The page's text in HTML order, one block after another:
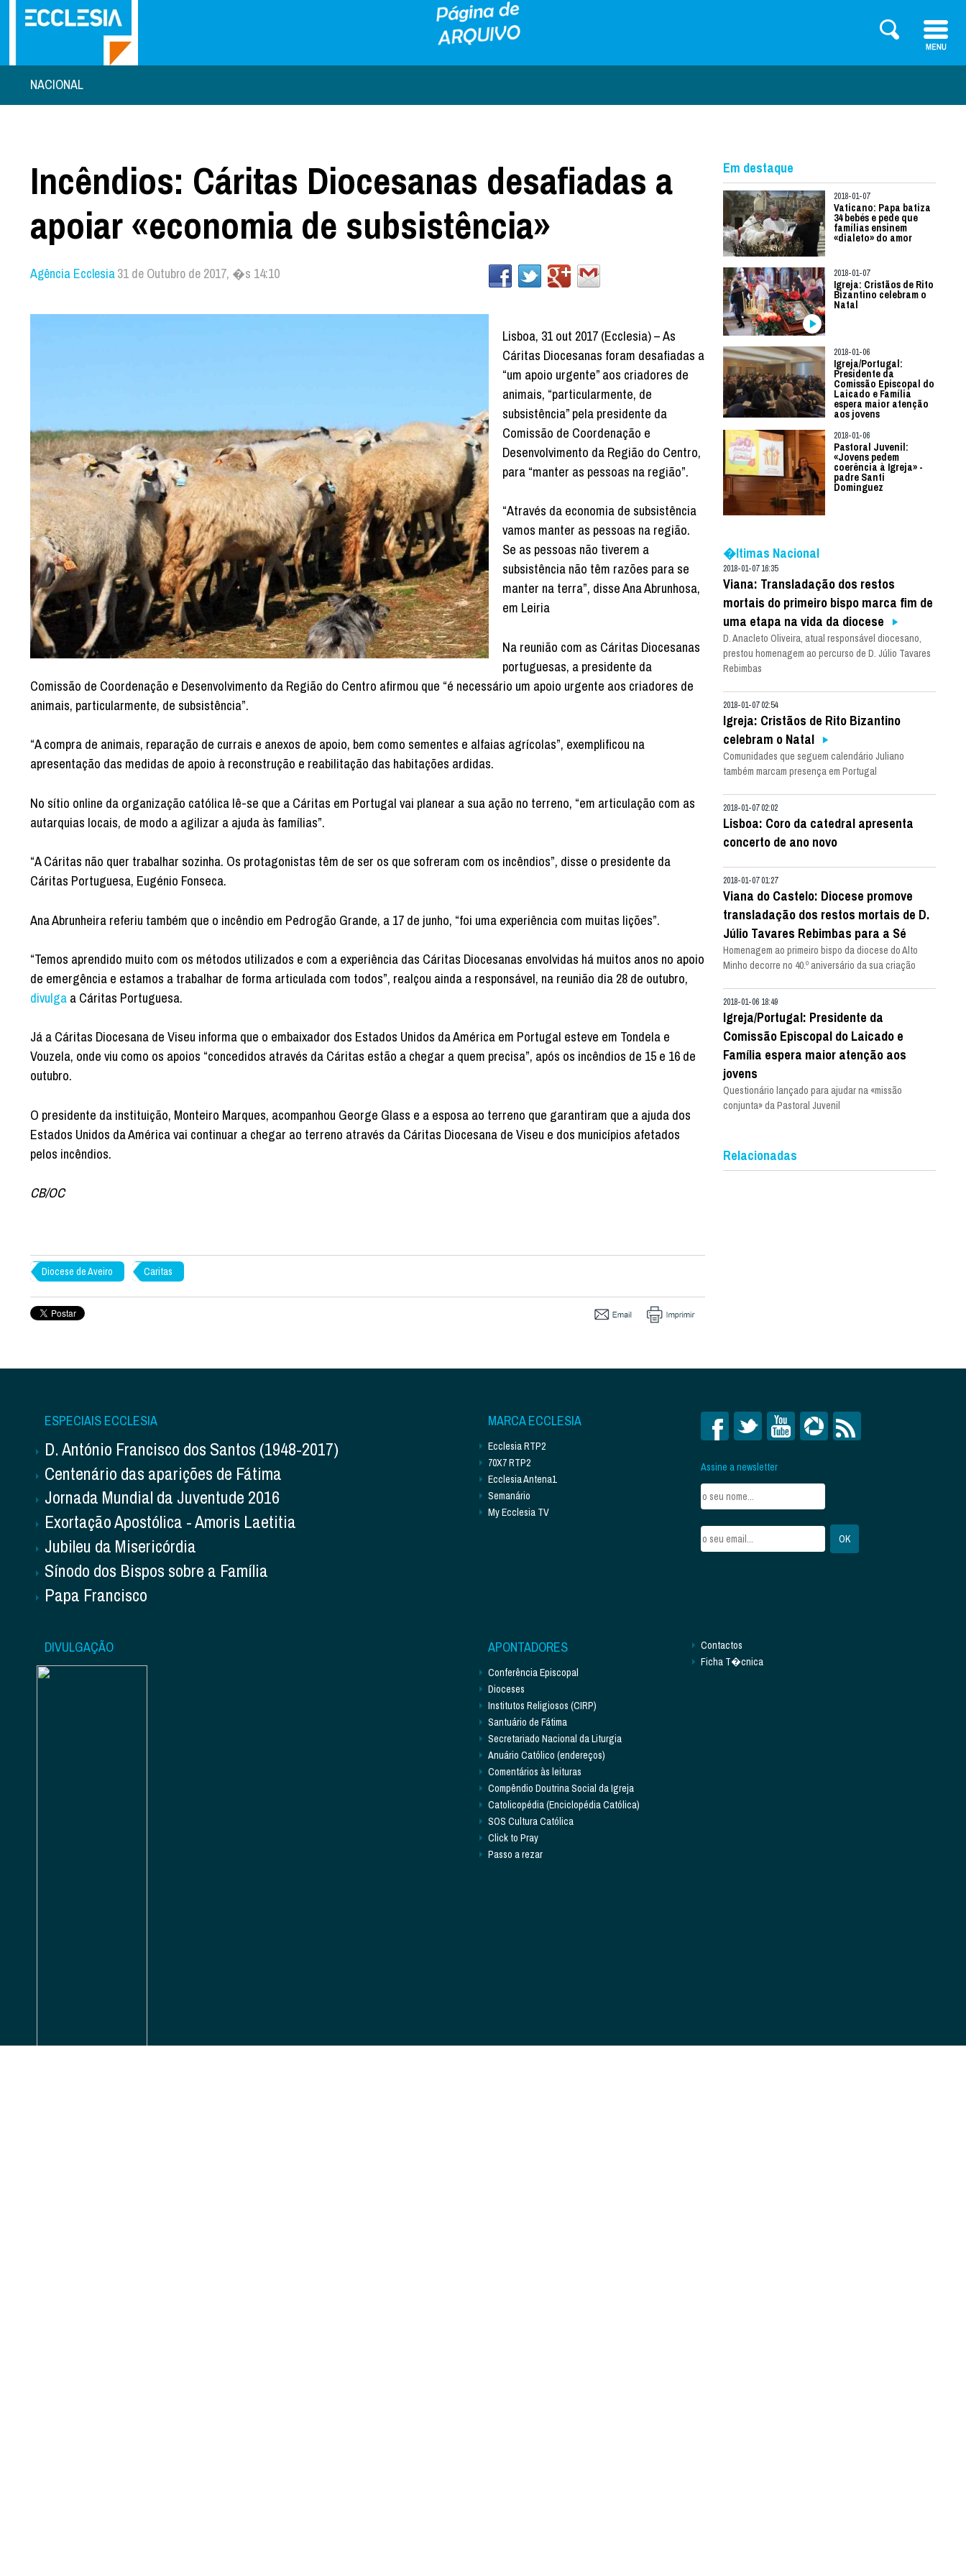
NACIONAL
Incêndios: Cáritas Diocesanas desafiadas a
apoiar «economia de subsistência»
Agência Ecclesia31 de Outubro de 2017, �s 14:10
Lisboa, 31 out 2017 (Ecclesia) – As
Cáritas Diocesanas foram desafiadas a
“um apoio urgente” aos criadores de
animais, “particularmente, de
subsistência” pela presidente da
Comissão de Coordenação e
Desenvolvimento da Região do Centro,
para “manter as pessoas na região”.
“Através da economia de subsistência
vamos manter as pessoas na região.
Se as pessoas não tiverem a
subsistência não têm razões para se
manter na terra”, disse Ana Abrunhosa,
em Leiria
Na reunião com as Cáritas Diocesanas
portuguesas, a presidente da
Comissão de Coordenação e Desenvolvimento da Região do Centro afirmou que “é necessário um apoio urgente aos criadores de
animais, particularmente, de subsistência”.
“A compra de animais, reparação de currais e anexos de apoio, bem como sementes e alfaias agrícolas”, exemplificou na
apresentação das medidas de apoio à reconstrução e reabilitação das habitações ardidas.
No sítio online da organização católica lê-se que a Cáritas em Portugal vai planear a sua ação no terreno, “em articulação com as
autarquias locais, de modo a agilizar a ajuda às famílias”.
“A Cáritas não quer trabalhar sozinha. Os protagonistas têm de ser os que sofreram com os incêndios”, disse o presidente da
Cáritas Portuguesa, Eugénio Fonseca.
Ana Abrunheira referiu também que o incêndio em Pedrogão Grande, a 17 de junho, “foi uma experiência com muitas lições”.
“Temos aprendido muito com os métodos utilizados e com a experiência das Cáritas Diocesanas envolvidas há muitos anos no apoio
de emergência e estamos a trabalhar de forma articulada com todos”, realçou ainda a responsável, na reunião dia 28 de outubro,
divulga a Cáritas Portuguesa.
Já a Cáritas Diocesana de Viseu informa que o embaixador dos Estados Unidos da América em Portugal esteve em Tondela e
Vouzela, onde viu como os apoios “concedidos através da Cáritas estão a chegar a quem precisa”, após os incêndios de 15 e 16 de
outubro.
O presidente da instituição, Monteiro Marques, acompanhou George Glass e a esposa ao terreno que garantiram que a ajuda dos
Estados Unidos da América vai continuar a chegar ao terreno através da Cáritas Diocesana de Viseu e dos municípios afetados
pelos incêndios.
CB/OC
Diocese de Aveiro Caritas
Em destaque
2018-01-07
Vaticano: Papa batiza
34 bebés e pede que
famílias ensinem
«dialeto» do amor
2018-01-07
Igreja: Cristãos de Rito
Bizantino celebram o
Natal
2018-01-06
Igreja/Portugal:
Presidente da
Comissão Episcopal do
Laicado e Família
espera maior atenção
aos jovens
2018-01-06
Pastoral Juvenil:
«Jovens pedem
coerência à Igreja» -
padre Santi
Dominguez
�ltimas Nacional
2018-01-07 16:35
Viana: Transladação dos restos
mortais do primeiro bispo marca fim de
uma etapa na vida da diocese
D. Anacleto Oliveira, atual responsável diocesano,
prestou homenagem ao percurso de D. Júlio Tavares
Rebimbas
2018-01-07 02:54
Igreja: Cristãos de Rito Bizantino
celebram o Natal
Comunidades que seguem calendário Juliano
também marcam presença em Portugal
2018-01-07 02:02
Lisboa: Coro da catedral apresenta
concerto de ano novo
2018-01-07 01:27
Viana do Castelo: Diocese promove
transladação dos restos mortais de D.
Júlio Tavares Rebimbas para a Sé
Homenagem ao primeiro bispo da diocese do Alto
Minho decorre no 40.º aniversário da sua criação
2018-01-06 18:49
Igreja/Portugal: Presidente da
Comissão Episcopal do Laicado e
Família espera maior atenção aos
jovens
Questionário lançado para ajudar na «missão
conjunta» da Pastoral Juvenil
Relacionadas
ESPECIAIS ECCLESIA
D. António Francisco dos Santos (1948-2017)
Centenário das aparições de Fátima
Jornada Mundial da Juventude 2016
Exortação Apostólica - Amoris Laetitia
Jubileu da Misericórdia
Sínodo dos Bispos sobre a Família
Papa Francisco
MARCA ECCLESIA
Ecclesia RTP2
70X7 RTP2
Ecclesia Antena1
Semanário
My Ecclesia TV
Assine a newsletter
DIVULGAÇÃO APONTADORES
Conferência Episcopal
Dioceses
Institutos Religiosos (CIRP)
Santuário de Fátima
Secretariado Nacional da Liturgia
Anuário Católico (endereços)
Comentários às leituras
Compêndio Doutrina Social da Igreja
Catolicopédia (Enciclopédia Católica)
SOS Cultura Católica
Click to Pray
Passo a rezar
Contactos
Ficha T�cnica